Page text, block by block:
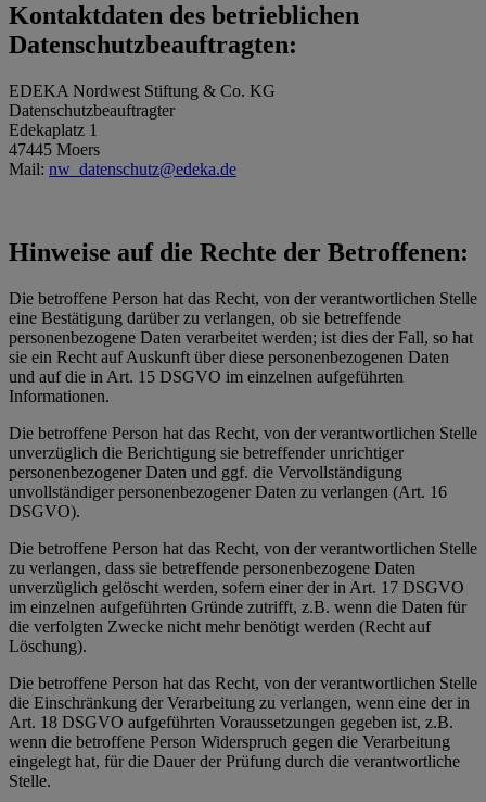
Kontaktdaten des betrieblichen
Datenschutzbeauftragten:
EDEKA Nordwest Stiftung & Co. KG
Datenschutzbeauftragter
Edekaplatz 1
47445 Moers
Mail: nw_datenschutz@edeka.de
Hinweise auf die Rechte der Betroffenen:
Die betroffene Person hat das Recht, von der verantwortlichen Stelle
eine Bestätigung darüber zu verlangen, ob sie betreffende
personenbezogene Daten verarbeitet werden; ist dies der Fall, so hat
sie ein Recht auf Auskunft über diese personenbezogenen Daten
und auf die in Art. 15 DSGVO im einzelnen aufgeführten
Informationen.
Die betroffene Person hat das Recht, von der verantwortlichen Stelle
unverzüglich die Berichtigung sie betreffender unrichtiger
personenbezogener Daten und ggf. die Vervollständigung
unvollständiger personenbezogener Daten zu verlangen (Art. 16
DSGVO).
Die betroffene Person hat das Recht, von der verantwortlichen Stelle
zu verlangen, dass sie betreffende personenbezogene Daten
unverzüglich gelöscht werden, sofern einer der in Art. 17 DSGVO
im einzelnen aufgeführten Gründe zutrifft, z.B. wenn die Daten für
die verfolgten Zwecke nicht mehr benötigt werden (Recht auf
Löschung).
Die betroffene Person hat das Recht, von der verantwortlichen Stelle
die Einschränkung der Verarbeitung zu verlangen, wenn eine der in
Art. 18 DSGVO aufgeführten Voraussetzungen gegeben ist, z.B.
wenn die betroffene Person Widerspruch gegen die Verarbeitung
eingelegt hat, für die Dauer der Prüfung durch die verantwortliche
Stelle.